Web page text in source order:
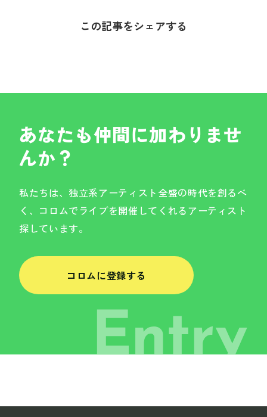
この記事をシェアする
あなたも仲間に加わりませ
んか？
私たちは、独立系アーティスト全盛の時代を創るべ
く、コロムでライブを開催してくれるアーティスト
探しています。
コロムに登録する